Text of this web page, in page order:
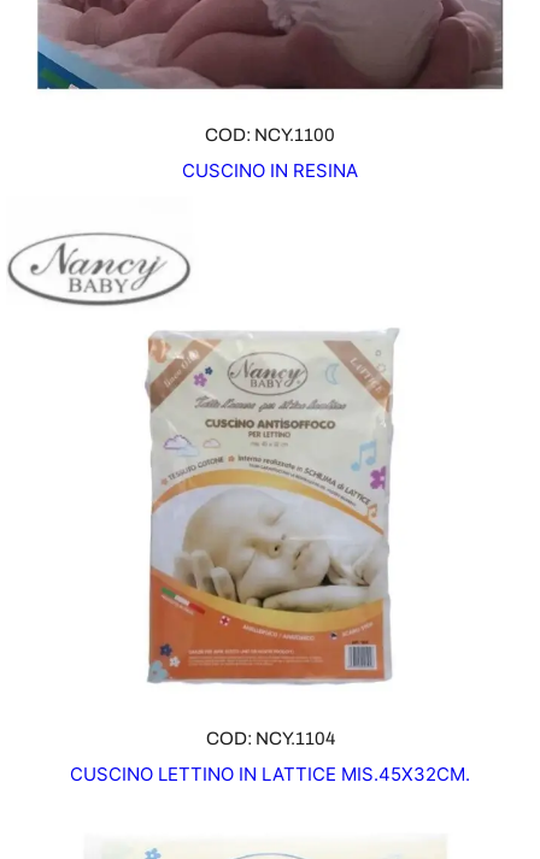
COD: NCY.1100
CUSCINO IN RESINA
COD: NCY.1104
CUSCINO LETTINO IN LATTICE MIS.45X32CM.